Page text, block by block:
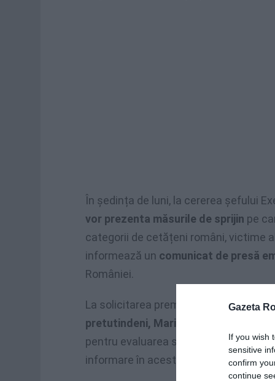
Gazeta
If you wish
sensitive
confirm
continue
În ședința de luni, la cererea șefului
vor prezenta măsurile de sprijin pe
categorii de cetățeni români, victime
informează un comunicat de presă
României.
La solicitarea premierului,
ministrul
pretutindeni, Maria Ligor, se află de
pentru evaluarea situației la fața
informare în acest sens.